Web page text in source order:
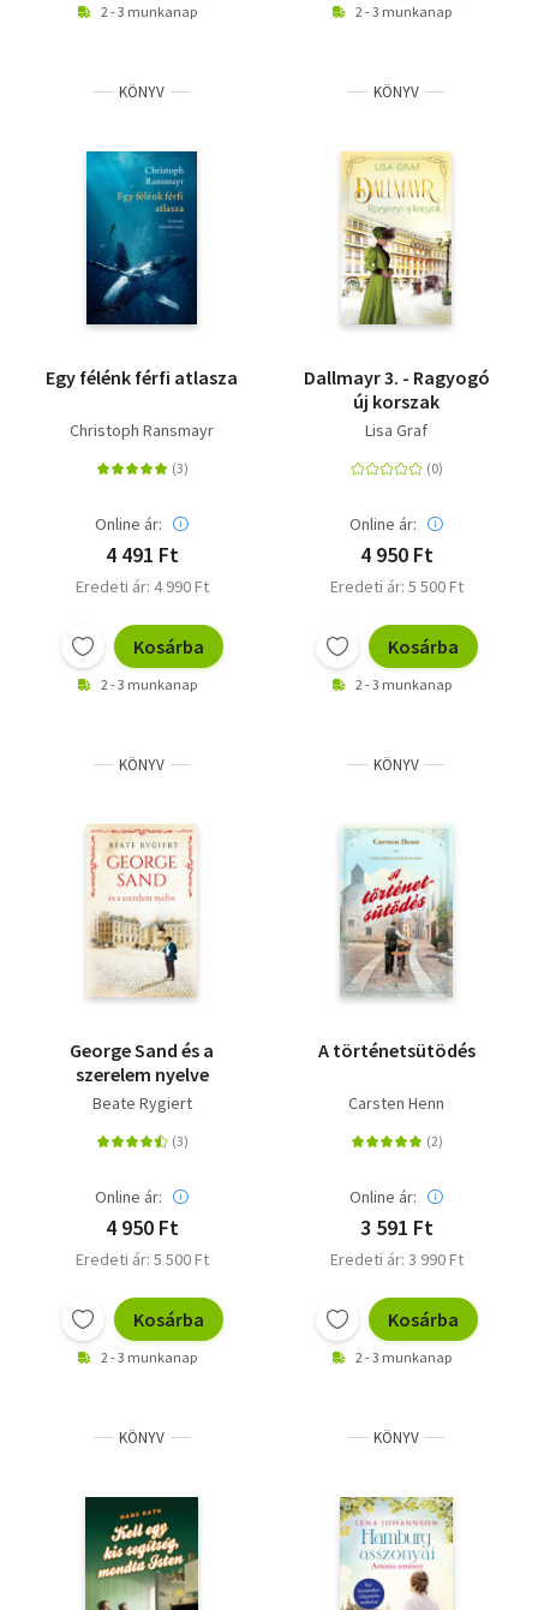
2 - 3 munkanap 2 - 3 munkanap
KÖNYV
Egy félénk férfi atlasza
Christoph Ransmayr
Online ár:
4 491 Ft
Eredeti ár: 4 990 Ft
Kosárba
2 - 3 munkanap
KÖNYV
Dallmayr 3. - Ragyogó
új korszak
Lisa Graf
Online ár:
4 950 Ft
Eredeti ár: 5 500 Ft
Kosárba
2 - 3 munkanap
KÖNYV
George Sand és a
szerelem nyelve
Beate Rygiert
Online ár:
4 950 Ft
Eredeti ár: 5 500 Ft
Kosárba
2 - 3 munkanap
KÖNYV
A történetsütödés
Carsten Henn
Online ár:
3 591 Ft
Eredeti ár: 3 990 Ft
Kosárba
2 - 3 munkanap
KÖNYV KÖNYV